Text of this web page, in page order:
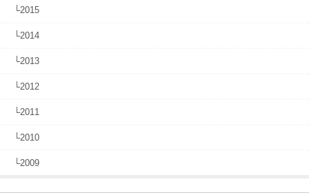
└2015
└2014
└2013
└2012
└2011
└2010
└2009